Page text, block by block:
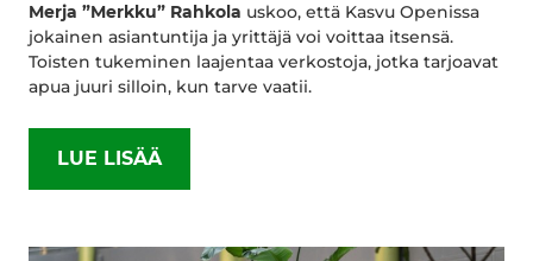
Merja ”Merkku” Rahkola uskoo, että Kasvu Openissa
jokainen asiantuntija ja yrittäjä voi voittaa itsensä.
Toisten tukeminen laajentaa verkostoja, jotka tarjoavat
apua juuri silloin, kun tarve vaatii.
LUE LISÄÄ